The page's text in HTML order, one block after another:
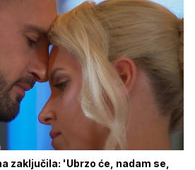
zaključila: 'Ubrzo će, nadam se,